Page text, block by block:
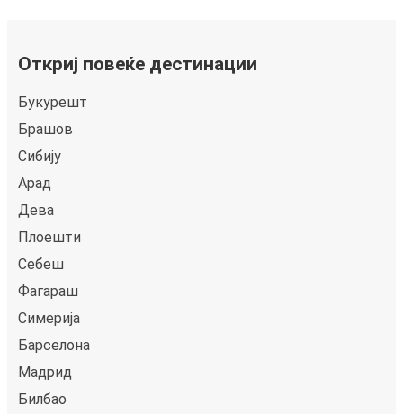
Откриј повеќе дестинации
Букурешт
Брашов
Сибију
Арад
Дева
Плоешти
Себеш
Фагараш
Симерија
Барселона
Мадрид
Билбао